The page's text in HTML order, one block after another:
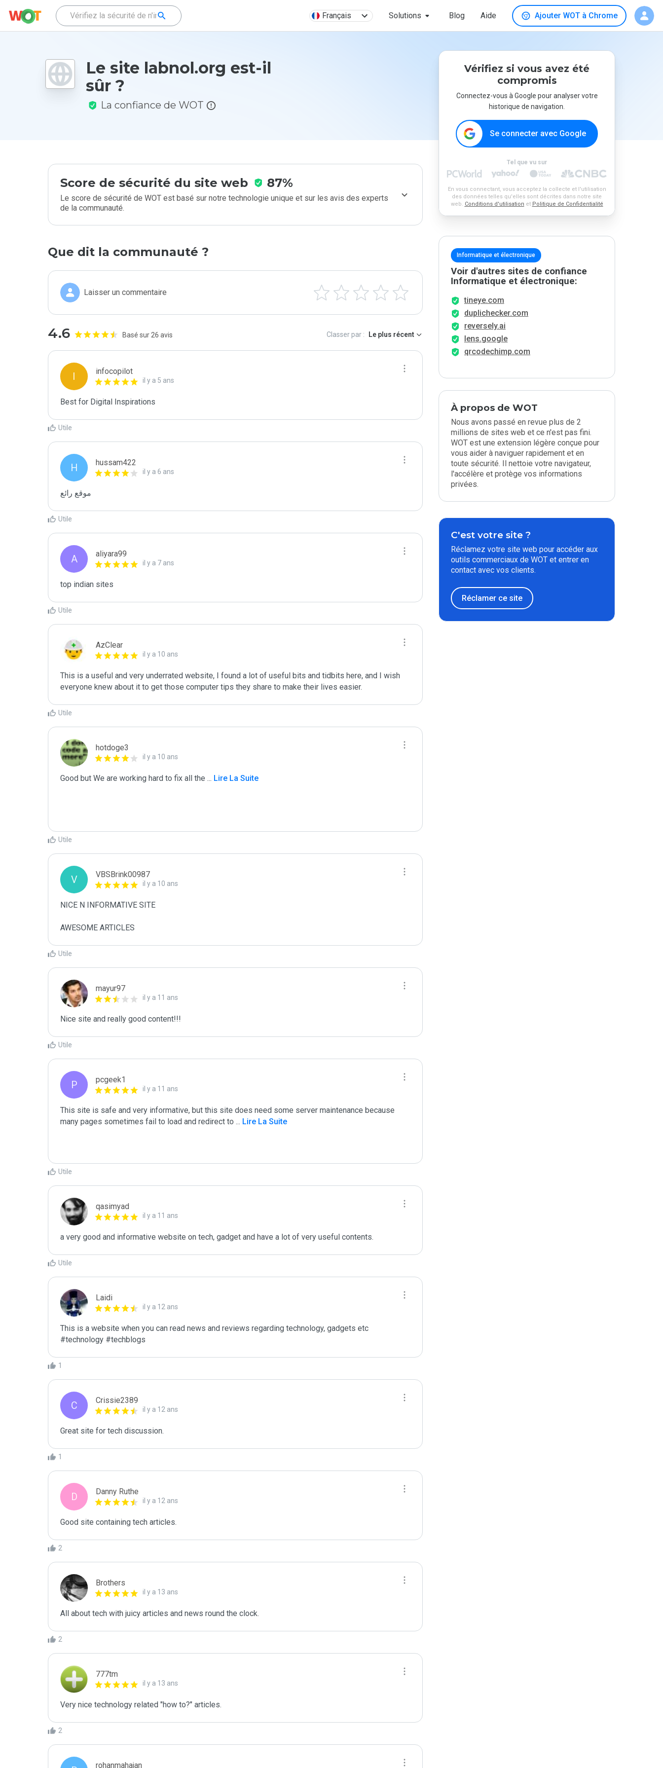
Français Solutions Blog Aide Ajouter WOT à Chrome
Le site labnol.org est-il
sûr ?
La confiance de WOT
Score de sécurité du site web 87%
Le score de sécurité de WOT est basé sur notre technologie unique et sur les avis des experts
de la communauté.
Que dit la communauté ?
Laisser un commentaire
4.6 Basé sur 26 avis Classer par : Le plus récent
I infocopilot
il y a 5 ans
Best for Digital Inspirations
Utile
H hussam422
il y a 6 ans
موقع رائع
Utile
A aliyara99
il y a 7 ans
top indian sites
Utile
AzClear
il y a 10 ans
This is a useful and very underrated website, I found a lot of useful bits and tidbits here, and I wish
everyone knew about it to get those computer tips they share to make their lives easier.
Utile
hotdoge3
il y a 10 ans
Good but We are working hard to fix all the ... Lire La Suite
Utile
V VBSBrink00987
il y a 10 ans
NICE N INFORMATIVE SITE
AWESOME ARTICLES
Utile
mayur97
il y a 11 ans
Nice site and really good content!!!
Utile
P pcgeek1
il y a 11 ans
This site is safe and very informative, but this site does need some server maintenance because
many pages sometimes fail to load and redirect to ... Lire La Suite
Utile
qasimyad
il y a 11 ans
a very good and informative website on tech, gadget and have a lot of very useful contents.
Utile
Laidi
il y a 12 ans
This is a website when you can read news and reviews regarding technology, gadgets etc
#technology #techblogs
1
C Crissie2389
il y a 12 ans
Great site for tech discussion.
1
D Danny Ruthe
il y a 12 ans
Good site containing tech articles.
2
Brothers
il y a 13 ans
All about tech with juicy articles and news round the clock.
2
777tm
il y a 13 ans
Very nice technology related "how to?" articles.
2
rohanmahajan
Vérifiez si vous avez été
compromis
Connectez-vous à Google pour analyser votre
historique de navigation.
Se connecter avec Google
Tel que vu sur
En vous connectant, vous acceptez la collecte et l'utilisation
des données telles qu'elles sont décrites dans notre site
web. Conditions d'utilisation et Politique de Confidentialité
Informatique et électronique
Voir d'autres sites de confiance
Informatique et électronique:
tineye.com
duplichecker.com
reversely.ai
lens.google
qrcodechimp.com
À propos de WOT
Nous avons passé en revue plus de 2
millions de sites web et ce n'est pas fini.
WOT est une extension légère conçue pour
vous aider à naviguer rapidement et en
toute sécurité. Il nettoie votre navigateur,
l'accélère et protège vos informations
privées.
C'est votre site ?
Réclamez votre site web pour accéder aux
outils commerciaux de WOT et entrer en
contact avec vos clients.
Réclamer ce site